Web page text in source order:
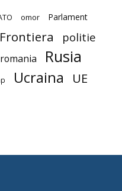
omor Parlament
politie
romania Rusia
Ucraina UE